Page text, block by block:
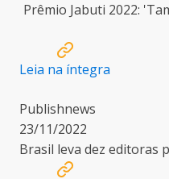
Prêmio Jabuti 2022:
Leia na íntegra
Publishnews
23/11/2022
Brasil leva dez editoras